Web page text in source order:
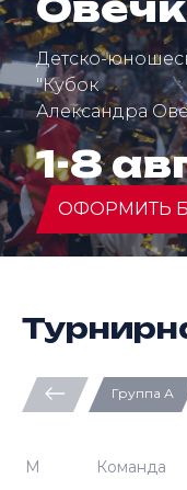
Детско-
"Кубок
Александра
1-8
ОФОРМИТЬ
Группа А
М Команда